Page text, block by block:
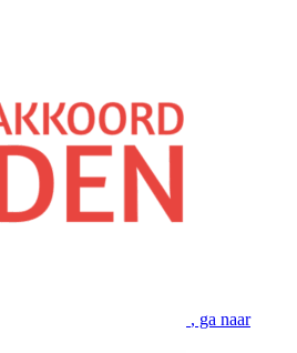
, ga naar